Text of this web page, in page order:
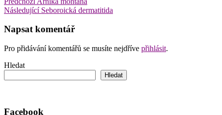
Navigace
pro
příspěvek
příspěvek
Následující
Následující Seboroická dermatitida
Napsat komentář
Pro přidávání komentářů se musíte nejdříve přihlásit.
Hledat
Hledat
Facebook